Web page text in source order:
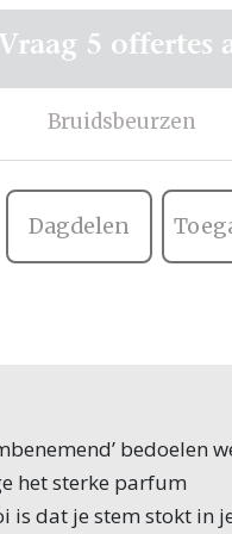
Bruidsbeurzen
Vraag 5 offertes
Dagdelen
bedoelen
het sterke parfum
is dat je stem stokt in